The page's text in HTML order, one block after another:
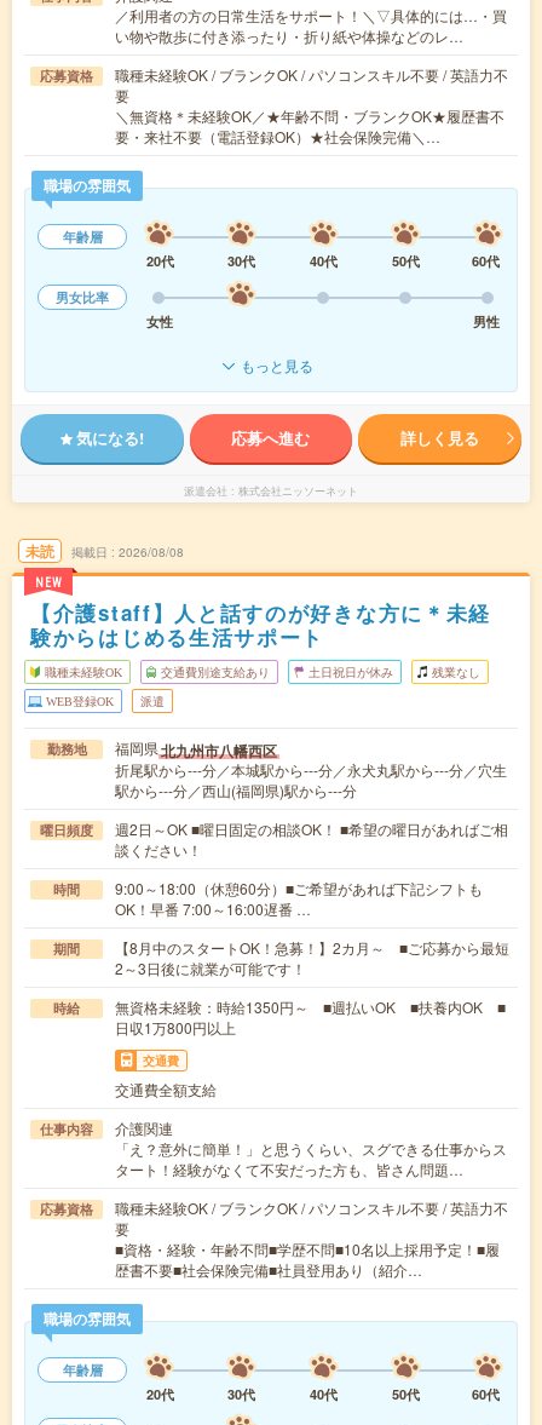
／利用者の方の日常生活をサポート！＼▽具体的には…・買
い物や散歩に付き添ったり・折り紙や体操などのレ…
応募資格
職種未経験OK / ブランクOK / パソコンスキル不要 / 英語力不
要
＼無資格＊未経験OK／★年齢不問・ブランクOK★履歴書不
要・来社不要（電話登録OK）★社会保険完備＼…
職場の雰囲気
年齢層
20代
30代 40代 50代
60代
男女比率
女性
男性
もっと見る
気になる! 応募へ進む 詳しく見る
派遣会社 株式会社ニッソーネット
未読
NEW
掲載日 2026/08/08
【介護staff】人と話すのが好きな方に＊未経
験からはじめる生活サポート
職種未経験OK 交通費別途支給あり 土日祝日が休み 残業なし
WEB登録OK 派遣
勤務地 福岡県北九州市八幡西区
折尾駅から---分／本城駅から---分／永犬丸駅から---分／穴生
駅から---分／西山(福岡県)駅から---分
曜日頻度
週2日～OK ■曜日固定の相談OK！ ■希望の曜日があればご相
談ください！
時間
9:00～18:00（休憩60分）■ご希望があれば下記シフトも
OK！早番 7:00～16:00遅番 …
期間
【8月中のスタートOK！急募！】2カ月～ ■ご応募から最短
2～3日後に就業が可能です！
時給
無資格未経験：時給1350円～ ■週払いOK ■扶養内OK ■
日収1万800円以上
交通費
交通費全額支給
仕事内容
介護関連
「え？意外に簡単！」と思うくらい、スグできる仕事からス
タート！経験がなくて不安だった方も、皆さん問題…
応募資格
職種未経験OK / ブランクOK / パソコンスキル不要 / 英語力不
要
■資格・経験・年齢不問■学歴不問■10名以上採用予定！■履
歴書不要■社会保険完備■社員登用あり（紹介…
職場の雰囲気
年齢層
20代
30代 40代 50代
60代